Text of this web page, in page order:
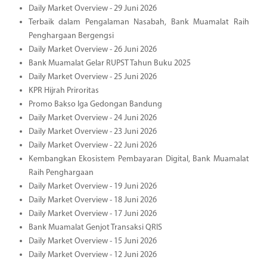
Daily Market Overview - 29 Juni 2026
Terbaik dalam Pengalaman Nasabah, Bank Muamalat Raih
Penghargaan Bergengsi
Daily Market Overview - 26 Juni 2026
Bank Muamalat Gelar RUPST Tahun Buku 2025
Daily Market Overview - 25 Juni 2026
KPR Hijrah Priroritas
Promo Bakso Iga Gedongan Bandung
Daily Market Overview - 24 Juni 2026
Daily Market Overview - 23 Juni 2026
Daily Market Overview - 22 Juni 2026
Kembangkan Ekosistem Pembayaran Digital, Bank Muamalat
Raih Penghargaan
Daily Market Overview - 19 Juni 2026
Daily Market Overview - 18 Juni 2026
Daily Market Overview - 17 Juni 2026
Bank Muamalat Genjot Transaksi QRIS
Daily Market Overview - 15 Juni 2026
Daily Market Overview - 12 Juni 2026